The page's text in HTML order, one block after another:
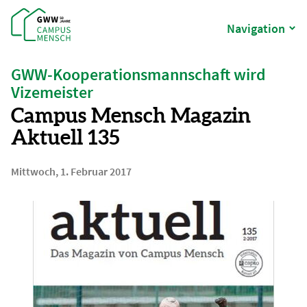
Navigation
GWW-Kooperationsmannschaft wird
Vizemeister
Campus Mensch Magazin
Aktuell 135
Mittwoch, 1. Februar 2017